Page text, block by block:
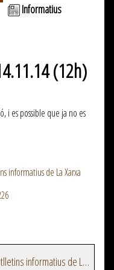
Informatius
(12h)
i es possible que ja no es
informatius de La Xarxa
Veure més episodis del programa Butlletins informatius de La Xarxa